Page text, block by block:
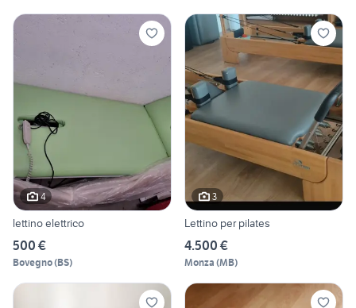
4
lettino elettrico
500 €
Bovegno(BS)
3
Lettino per pilates
4.500 €
Monza (MB)